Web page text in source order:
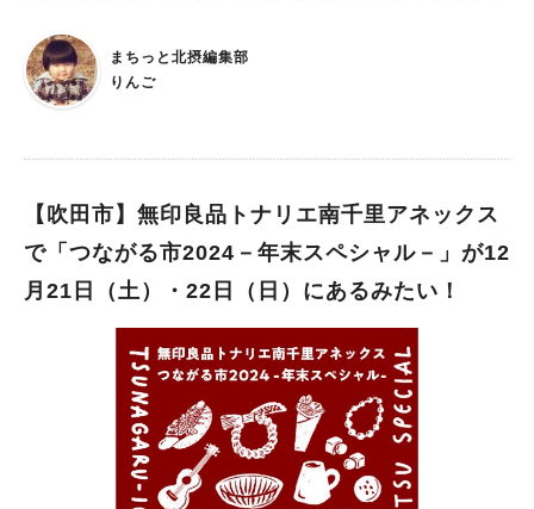
パフォーマンス披露＆体験会を楽しんで 「なわとびフェスティ
バル2024 in豊中」は 2024年12月21日（土）午後1時～4時、庄
内さくら学園 大アリーナで開催される なわとびの魅力をたくさ
黒野寛馬さんが務め、 パフォーマンスも披露します。 今年秋ご
を担当されたそうですよ！ 参加費・観戦料は無料なので、気軽
に参加できます。 観戦だけでもOKなので、家族で立ち寄ってみ
まちっと北摂編集部
りんご
【吹田市】無印良品トナリエ南千里アネックス
で「つながる市2024－年末スペシャル－」が12
月21日（土）・22日（日）にあるみたい！